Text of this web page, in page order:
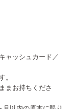
も不可
もチケ
認書類
。
おいて
に基づ
本人の
。ま
たしま